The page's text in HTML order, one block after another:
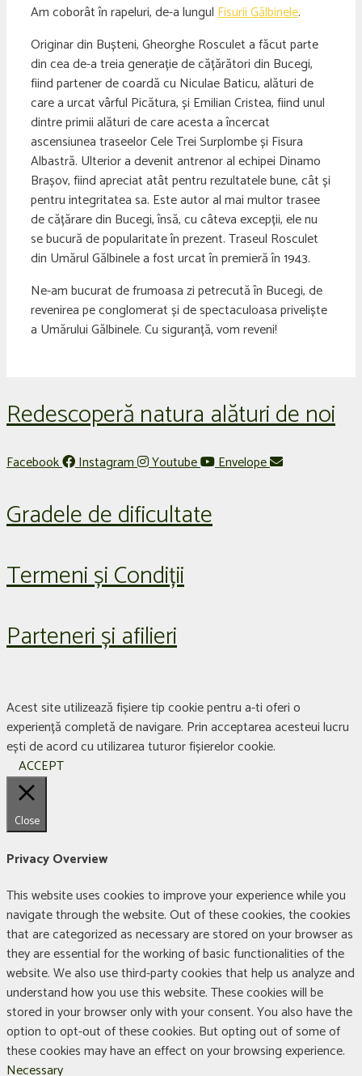
Am coborât în rapeluri, de-a lungulFisurii Gălbinele.
Originar din Bușteni, Gheorghe Rosculet a făcut parte
din cea de-a treia generație de cățărători din Bucegi,
fiind partener de coardă cu Niculae Baticu, alături de
care a urcat vârful Picătura, și Emilian Cristea, fiind unul
dintre primii alături de care acesta a încercat
ascensiunea traseelor Cele Trei Surplombe și Fisura
Albastră. Ulterior a devenit antrenor al echipei Dinamo
Brașov, fiind apreciat atât pentru rezultatele bune, cât și
pentru integritatea sa. Este autor al mai multor trasee
de cățărare din Bucegi, însă, cu câteva excepții, ele nu
se bucură de popularitate în prezent. Traseul Rosculet
din Umărul Gălbinele a fost urcat în premieră în 1943.
Ne-am bucurat de frumoasa zi petrecută în Bucegi, de
revenirea pe conglomerat și de spectaculoasa priveliște
a Umărului Gălbinele. Cu siguranță, vom reveni!
Redescoperă natura alături de noi
Facebook Instagram Youtube Envelope
Gradele de dificultate
Termeni și Condiții
Parteneri și afilieri
Acest site utilizează fișiere tip cookie pentru a-ti oferi o
experiență completă de navigare. Prin acceptarea acesteui lucru
ești de acord cu utilizarea tuturor fișierelor cookie.
ACCEPT
Close
Privacy Overview
This website uses cookies to improve your experience while you
navigate through the website. Out of these cookies, the cookies
that are categorized as necessary are stored on your browser as
they are essential for the working of basic functionalities of the
website. We also use third-party cookies that help us analyze and
understand how you use this website. These cookies will be
stored in your browser only with your consent. You also have the
option to opt-out of these cookies. But opting out of some of
these cookies may have an effect on your browsing experience.
Necessary